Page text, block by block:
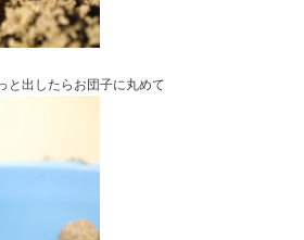
と出したらお団子に丸めて